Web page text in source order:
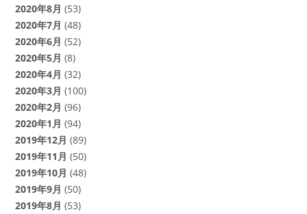
2020年8月 (53)
2020年7月 (48)
2020年6月 (52)
2020年5月 (8)
2020年4月 (32)
2020年3月 (100)
2020年2月 (96)
2020年1月 (94)
2019年12月 (89)
2019年11月 (50)
2019年10月 (48)
2019年9月 (50)
2019年8月 (53)